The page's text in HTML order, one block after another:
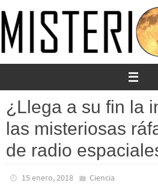
al
contenido
¿Llega a su fin la
las misteriosas
de radio
15 enero, 2018 Ciencia